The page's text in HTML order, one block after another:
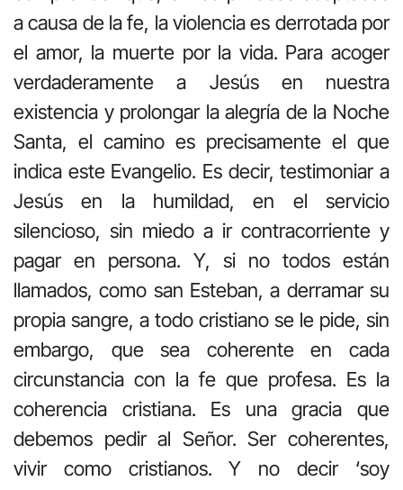
a causa de la fe, la violencia es derrotada por
el amor, la muerte por la vida. Para acoger
verdaderamente a Jesús en nuestra
existencia y prolongar la alegría de la Noche
Santa, el camino es precisamente el que
indica este Evangelio. Es decir, testimoniar a
Jesús en la humildad, en el servicio
silencioso, sin miedo a ir contracorriente y
pagar en persona. Y, si no todos están
llamados, como san Esteban, a derramar su
propia sangre, a todo cristiano se le pide, sin
embargo, que sea coherente en cada
circunstancia con la fe que profesa. Es la
coherencia cristiana. Es una gracia que
debemos pedir al Señor. Ser coherentes,
vivir como cristianos. Y no decir ‘soy